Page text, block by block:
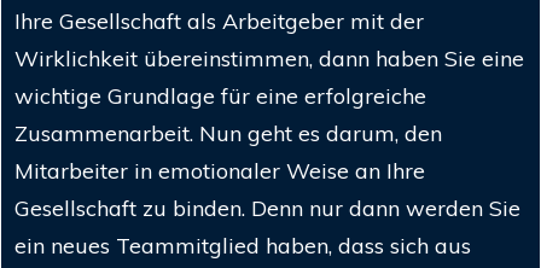
Ihre Gesellschaft als Arbeitgeber mit der
Wirklichkeit übereinstimmen, dann haben Sie eine
wichtige Grundlage für eine erfolgreiche
Zusammenarbeit. Nun geht es darum, den
Mitarbeiter in emotionaler Weise an Ihre
Gesellschaft zu binden. Denn nur dann werden Sie
ein neues Teammitglied haben, dass sich aus